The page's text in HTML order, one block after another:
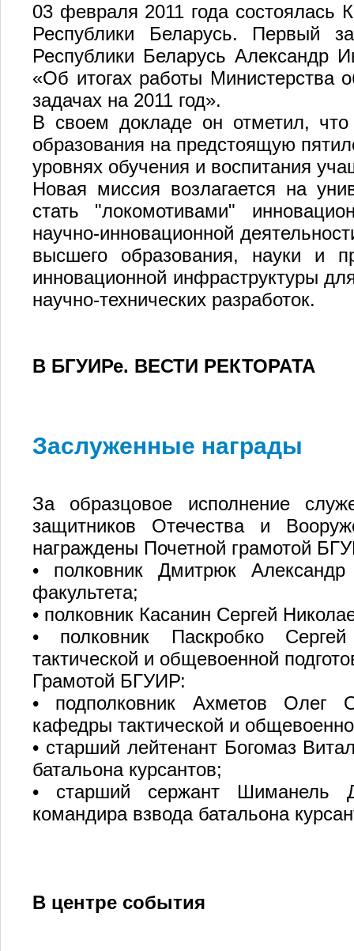
03 февраля 2011 года состоялась
Республики Беларусь. Первый
Республики Беларусь Александр
«Об итогах работы Министерства
задачах на 2011 год».
В своем докладе он отметил, что
образования на предстоящую
уровнях обучения и воспитания
Новая миссия возлагается на
стать "локомотивами"
научно-инновационной
высшего образования, науки и
инновационной инфраструктуры
научно-технических разработок.
В БГУИРе. ВЕСТИ РЕКТОРАТА
Заслуженные награды
За образцовое исполнение
защитников Отечества и
награждены Почетной грамотой
• полковник Дмитрюк
факультета;
• полковник Касанин Сергей
• полковник Паскробко
тактической и общевоенной
Грамотой БГУИР:
• подполковник Ахметов Олег
кафедры тактической и
• старший лейтенант Богомаз
батальона курсантов;
• старший сержант Шиманель
командира взвода батальона
В центре события